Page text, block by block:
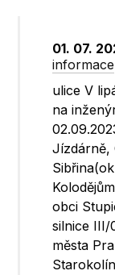
01. 07.
informace
ulice V
na
Jízdárně,
obci
silnice III/
města